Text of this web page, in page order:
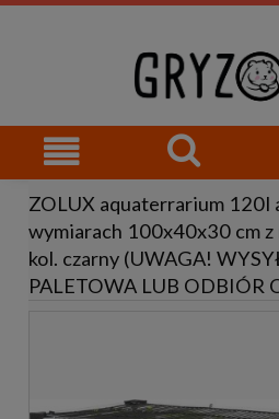
ZOLUX aquaterrarium 120l
wymiarach 100x40x30 cm
kol. czarny (UWAGA!
PALETOWA LUB ODBIÓR